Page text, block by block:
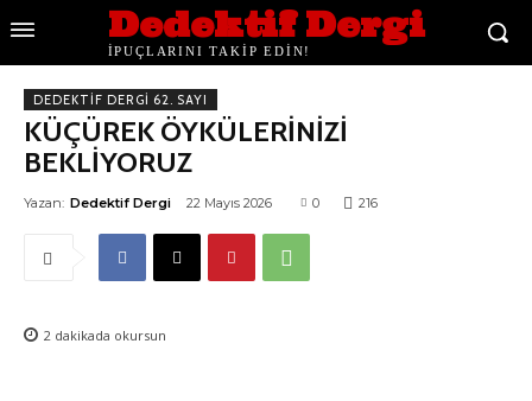
Dedektif Dergi
İPUÇLARINI TAKİP EDİN!
DEDEKTIF DERGI 62. SAYI
KÜÇÜREK ÖYKÜLERİNİZİ
BEKLİYORUZ
Yazan: Dedektif Dergi 22 Mayıs 2026 0 216
2 dakikada okursun